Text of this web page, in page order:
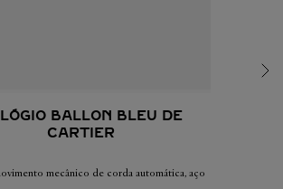
BALLON BLEU DE
CARTIER
mecânico de corda automática, aço